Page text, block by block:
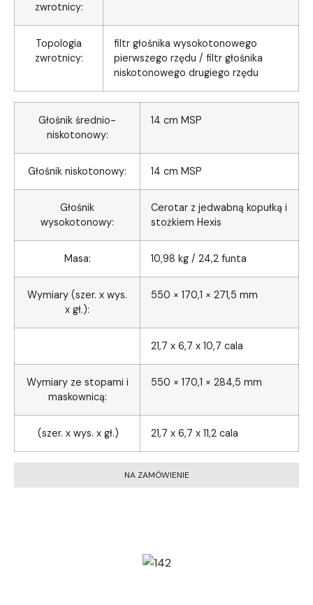
zwrotnicy:
Topologia
zwrotnicy:
filtr głośnika wysokotonowego
pierwszego rzędu / filtr głośnika
niskotonowego drugiego rzędu
Głośnik średnio-
niskotonowy:
14 cm MSP
Głośnik niskotonowy: 14 cm MSP
Głośnik
wysokotonowy:
Cerotar z jedwabną kopułką i
stożkiem Hexis
Masa: 10,98 kg / 24,2 funta
Wymiary (szer. x wys.
x gł.):
550 × 170,1 × 271,5 mm
21,7 x 6,7 x 10,7 cala
Wymiary ze stopami i
maskownicą:
550 × 170,1 × 284,5 mm
(szer. x wys. x gł.) 21,7 x 6,7 x 11,2 cala
NA ZAMÓWIENIE